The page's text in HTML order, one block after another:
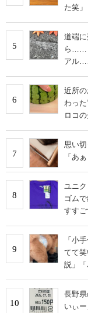
た笑
5
道端
ら……
アル
6
近所
わっ
ロコ
7
思い
「あ
8
ユニ
ゴム
すす
9
「小
てて
説」「
10
長野
いぃ